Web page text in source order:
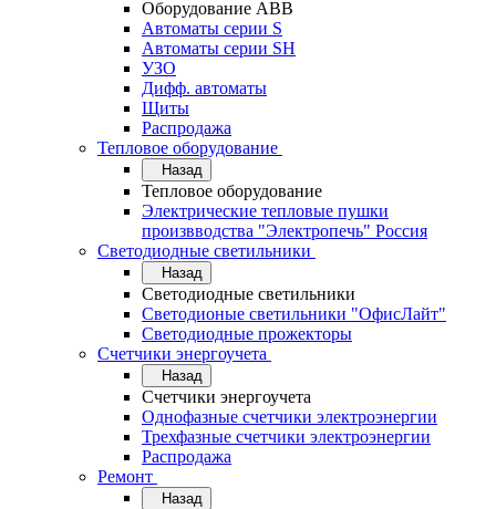
Оборудование АВВ
Автоматы серии S
Автоматы серии SH
УЗО
Дифф. автоматы
Щиты
Распродажа
Тепловое оборудование
Назад
Тепловое оборудование
Электрические тепловые пушки
произвводства "Электропечь" Россия
Светодиодные светильники
Назад
Светодиодные светильники
Светодионые светильники "ОфисЛайт"
Светодиодные прожекторы
Счетчики энергоучета
Назад
Счетчики энергоучета
Однофазные счетчики электроэнергии
Трехфазные счетчики электроэнергии
Распродажа
Ремонт
Назад